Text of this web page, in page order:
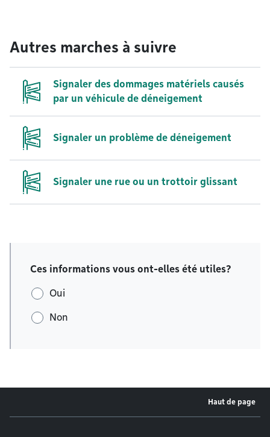
Autres marches à suivre
Signaler des dommages matériels causés
par un véhicule de déneigement
Signaler un problème de déneigement
Signaler une rue ou un trottoir glissant
Ces informations vous ont-elles été utiles?
Oui
Non
Haut de page